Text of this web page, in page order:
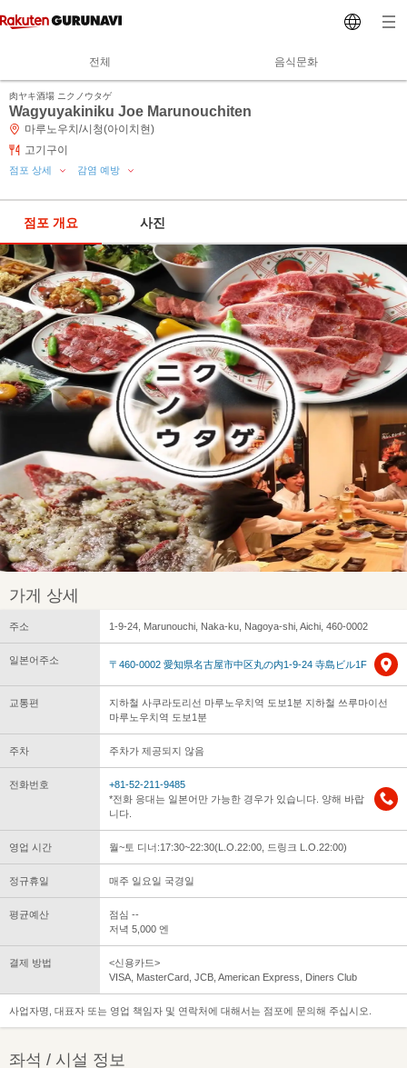
전체 음식문화
肉ヤキ酒場 ニクノウタゲ
Wagyuyakiniku Joe Marunouchiten
마루노우치/시청(아이치현)
고기구이
점포 상세 감염 예방
점포 개요 사진
가게 상세
주소 1-9-24, Marunouchi, Naka-ku, Nagoya-shi, Aichi, 460-0002
일본어주소 〒460-0002 愛知県名古屋市中区丸の内1-9-24 寺島ビル1F
교통편
지하철 사쿠라도리선 마루노우치역 도보1분 지하철 쓰루마이선
마루노우치역 도보1분
주차 주차가 제공되지 않음
전화번호
+81-52-211-9485
*전화 응대는 일본어만 가능한 경우가 있습니다. 양해 바랍
니다.
영업 시간 월~토 디너:17:30~22:30(L.O.22:00, 드링크 L.O.22:00)
정규휴일 매주 일요일 국경일
평균예산
점심 --
저녁 5,000 엔
결제 방법
<신용카드>
VISA, MasterCard, JCB, American Express, Diners Club
사업자명, 대표자 또는 영업 책임자 및 연락처에 대해서는 점포에 문의해 주십시오.
좌석 / 시설 정보